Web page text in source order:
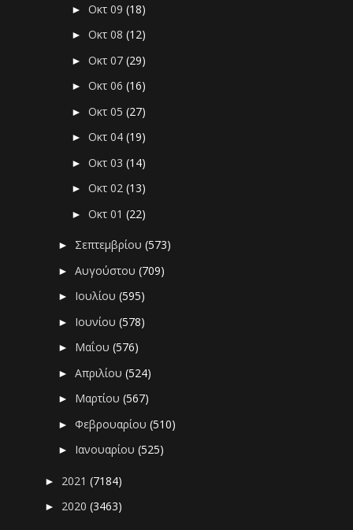
►Οκτ 09(18)
►Οκτ 08(12)
►Οκτ 07(29)
►Οκτ 06(16)
►Οκτ 05(27)
►Οκτ 04(19)
►Οκτ 03(14)
►Οκτ 02(13)
►Οκτ 01(22)
► Σεπτεμβρίου(573)
►Αυγούστου(709)
► Ιουλίου(595)
► Ιουνίου(578)
► Μαΐου(576)
►Απριλίου(524)
► Μαρτίου(567)
►Φεβρουαρίου(510)
► Ιανουαρίου(525)
► 2021(7184)
► 2020(3463)